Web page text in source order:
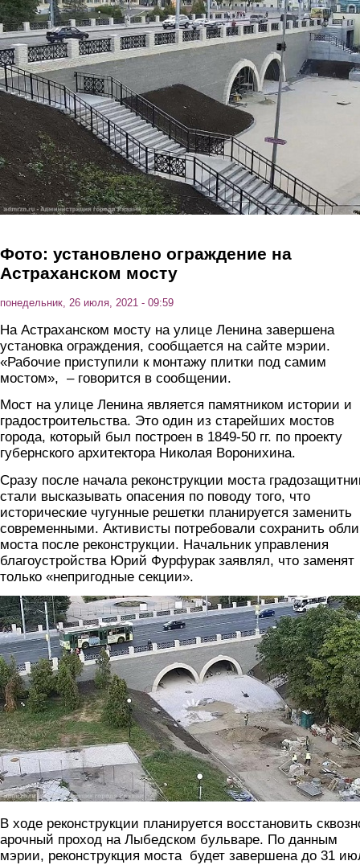
Перейти к основному содержанию
Фото: установлено ограждение на
Астраханском мосту
понедельник, 26 июля, 2021 - 09:59
На Астраханском мосту на улице Ленина завершена
установка ограждения, сообщается на сайте мэрии.
«Рабочие приступили к монтажу плитки под самим
мостом», – говорится в сообщении.
Мост на улице Ленина является памятником истории и
градостроительства. Это один из старейших мостов
города, который был построен в 1849-50 гг. по проекту
губернского архитектора Николая Воронихина.
Сразу после начала реконструкции моста
стали высказывать опасения по поводу того, что
исторические чугунные решетки планируется заменить
современными. Активисты потребовали сохранить
моста после реконструкции. Начальник управления
благоустройства Юрий Фурфурак заявлял, что заменят
только «непригодные секции».
2.jpeg
В ходе реконструкции планируется восстановить
арочный проход на Лыбедском бульваре. По данным
мэрии, реконструкция моста будет завершена до 31